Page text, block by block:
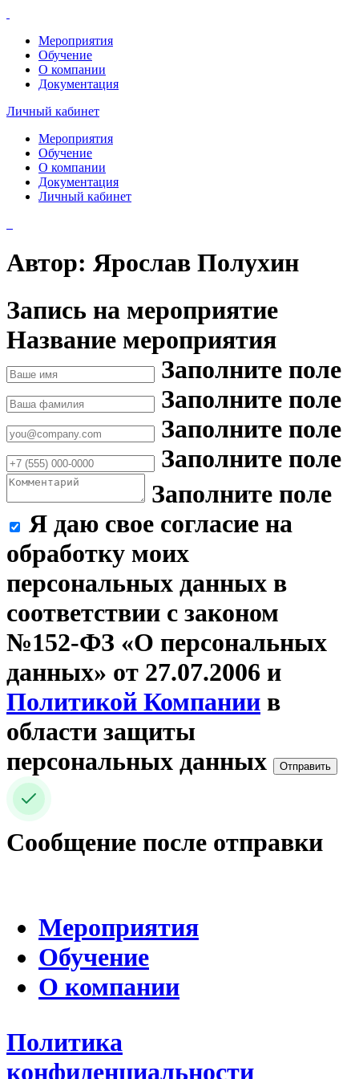
Мероприятия
Обучение
О компании
Документация
Личный кабинет
Мероприятия
Обучение
О компании
Документация
Личный кабинет
Автор: Ярослав Полухин
Запись на мероприятие
Название мероприятия
Заполните поле
Заполните поле
Заполните поле
Заполните поле
Заполните поле
Я даю свое согласие на
обработку моих
персональных данных в
соответствии с законом
№152-ФЗ «О персональных
данных» от 27.07.2006 и
Политикой Компании в
области защиты
персональных данных
Отправить
Сообщение после отправки
Мероприятия
Обучение
О компании
Политика
конфиденциальности